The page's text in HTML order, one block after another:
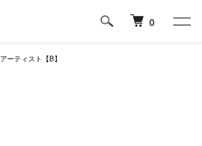
0
アーティスト【B】